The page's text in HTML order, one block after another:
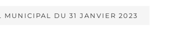
MUNICIPAL DU 31 JANVIER 2023